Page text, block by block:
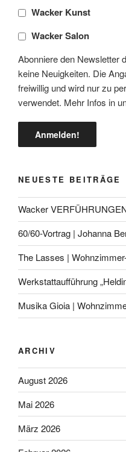
Wacker Kunst
Wacker Salon
Abonniere den Newsletter
keine Neuigkeiten. Die
freiwillig und wird nur zu
verwendet. Mehr Infos in
NEUESTE BEITRÄGE
Wacker
60/60-Vortrag | Johanna
The Lasses |
Werkstattaufführung
Musika Gioia |
ARCHIV
August 2026
Mai 2026
März 2026